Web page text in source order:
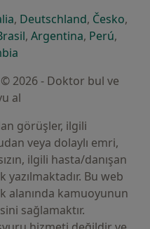
açılır
bir sekmede açılır
yeni bir sekmede açılır
, Deutschlandyeni bir
, Českoyeni
,
açılır
bir sekmede açılır
yeni bir sekmede açılır
, Argentinayeni bir
, Perúyeni
,
2026 - Doktor bul ve
al
görüşler, ilgili
veya dolaylı emri,
ilgili hasta/danışan
yazılmaktadır. Bu web
alanında kamuoyunun
sağlamaktır.